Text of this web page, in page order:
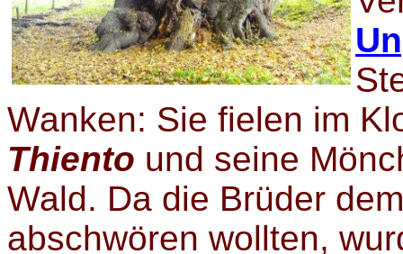
Wanken: Sie fielen im
Thiento und seine
Wald. Da die Brüder
abschwören wollten,